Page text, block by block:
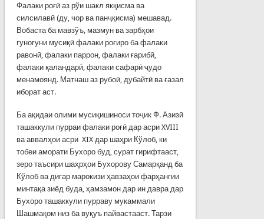
Фалаки роғӣ аз рўи шакл якқисма ва
силсилавӣ (ду, чор ва панҷқисма) мешавад.
Вобаста ба мавзўъ, мазмун ва зарбҳои
гуногуни мусиқӣ фалаки роғиро ба фалаки
равонӣ, фалаки паррон, фалаки ғарибӣ,
фалаки қаландарӣ, фалаки сафарӣ ҷудо
менамоянд. Матнаш аз рубоӣ, дубайтӣ ва ғазал
иборат аст.
Ба ақидаи олими мусиқишиноси тоҷик Ф. Азизӣ
ташаккули пурраи фалаки роғӣ дар асри XVIII
ва аввалҳои асри XIX дар шаҳри Кўлоб, ки
тобеи аморати Бухоро буд, сурат гирифтааст,
зеро таъсири шаҳрҳои Бухорову Самарқанд ба
Кўлоб ва дигар марокизи ҳавзаҳои фарҳангии
минтақа зиёд буда, ҳамзамон дар ин давра дар
Бухоро ташаккули пурраву мукаммали
Шашмақом низ ба вуқуъ пайвастааст. Тарзи